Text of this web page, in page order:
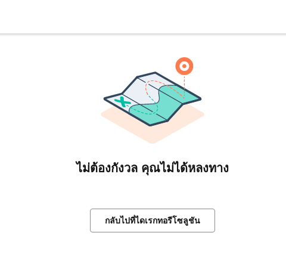
ไม่ต้องกังวล คุณไม่ได้หลงทาง
กลับไปที่ไดเรกทอรีโซลูชัน